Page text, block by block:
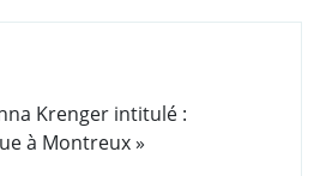
Krenger intitulé :
à Montreux »